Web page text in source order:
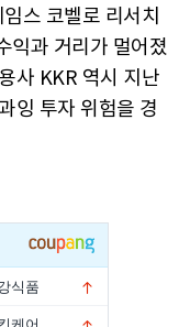
스 코벨로 리서치
익과 거리가 멀어졌
사 KKR 역시 지난
잉 투자 위험을 경